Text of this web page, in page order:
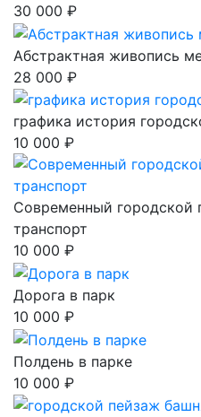
30 000 ₽
Абстрактная живопись
28 000 ₽
графика история
10 000 ₽
Современный городской
транспорт
10 000 ₽
Дорога в парк
10 000 ₽
Полдень в парке
10 000 ₽